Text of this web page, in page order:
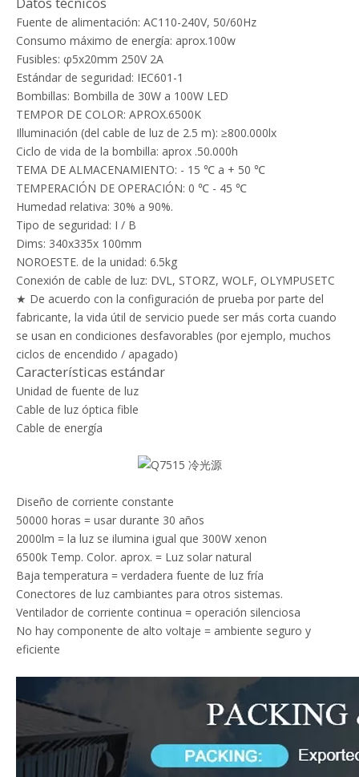
Datos técnicos
Fuente de alimentación: AC110-240V, 50/60Hz
Consumo máximo de energía: aprox.100w
Fusibles: φ5x20mm 250V 2A
Estándar de seguridad: IEC601-1
Bombillas: Bombilla de 30W a 100W LED
TEMPOR DE COLOR: APROX.6500K
Illuminación (del cable de luz de 2.5 m): ≥800.000lx
Ciclo de vida de la bombilla: aprox .50.000h
TEMA DE ALMACENAMIENTO: - 15 ℃ a + 50 ℃
TEMPERACIÓN DE OPERACIÓN: 0 ℃ - 45 ℃
Humedad relativa: 30% a 90%.
Tipo de seguridad: I / B
Dims: 340x335x 100mm
NOROESTE. de la unidad: 6.5kg
Conexión de cable de luz: DVL, STORZ, WOLF, OLYMPUSETC
★ De acuerdo con la configuración de prueba por parte del
fabricante, la vida útil de servicio puede ser más corta cuando
se usan en condiciones desfavorables (por ejemplo, muchos
ciclos de encendido / apagado)
Características estándar
Unidad de fuente de luz
Cable de luz óptica fible
Cable de energía
Diseño de corriente constante
50000 horas = usar durante 30 años
2000lm = la luz se ilumina igual que 300W xenon
6500k Temp. Color. aprox. = Luz solar natural
Baja temperatura = verdadera fuente de luz fría
Conectores de luz cambiantes para otros sistemas.
Ventilador de corriente continua = operación silenciosa
No hay componente de alto voltaje = ambiente seguro y
eficiente